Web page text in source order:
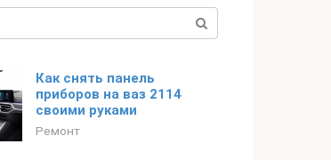
Как снять панель
приборов на ваз 2114
своими руками
Ремонт